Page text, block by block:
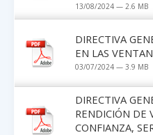
13/08/2024 — 2.6 MB
DIRECTIVA
EN LAS
03/07/2024 — 3.9 MB
DIRECTIVA
RENDICIÓN DE
CONFIANZA,